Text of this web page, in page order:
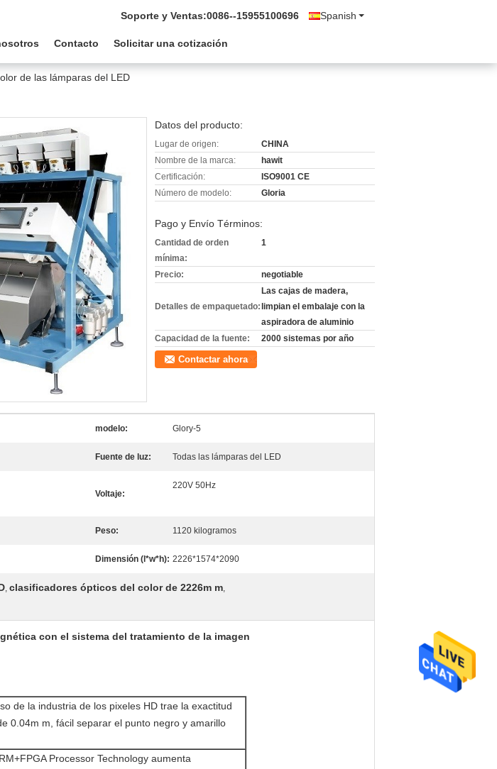
Spanish
Soporte y Ventas:0086--15955100696
Contacto Solicitar una cotización
de las lámparas del LED
Datos del producto:
Lugar de origen:
CHINA
Nombre de la marca:
hawit
Certificación:
ISO9001 CE
Número de modelo:
Gloria
Pago y Envío Términos:
Cantidad de orden
mínima:
1
Precio: negotiable
Detalles de empaquetado:
Las cajas de madera,
limpian el embalaje con la
aspiradora de aluminio
Capacidad de la fuente:
2000 sistemas por año
Contactar ahora
modelo: Glory-5
Fuente de luz: Todas las lámparas del LED
Voltaje:
220V 50Hz
Peso: 1120 kilogramos
Dimensión (l*w*h): 2226*1574*2090
, clasificadores ópticos del color de 2226m m,
con el sistema del tratamiento de la imagen
de la industria de los pixeles HD trae la exactitud
0.04m m, fácil separar el punto negro y amarillo
Processor Technology aumenta